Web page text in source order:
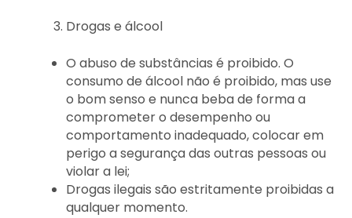
Drogas e álcool
O abuso de substâncias é proibido. O
consumo de álcool não é proibido, mas use
o bom senso e nunca beba de forma a
comprometer o desempenho ou
comportamento inadequado, colocar em
perigo a segurança das outras pessoas ou
violar a lei;
Drogas ilegais são estritamente proibidas a
qualquer momento.